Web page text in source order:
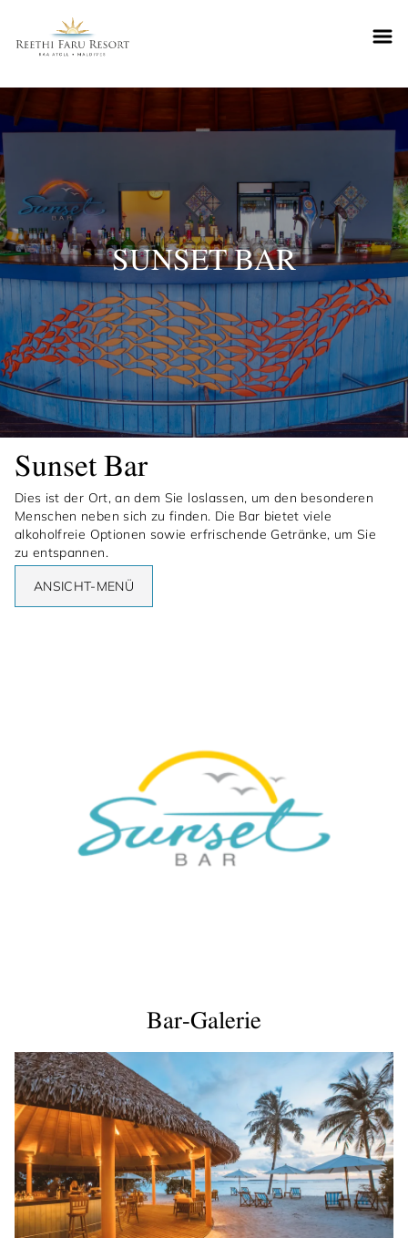
Reethifaru home
SUNSET BAR
Sunset Bar
Dies ist der Ort, an dem Sie loslassen, um den besonderen
Menschen neben sich zu finden. Die Bar bietet viele
alkoholfreie Optionen sowie erfrischende Getränke, um Sie
zu entspannen.
ANSICHT-MENÜ
Bar-Galerie